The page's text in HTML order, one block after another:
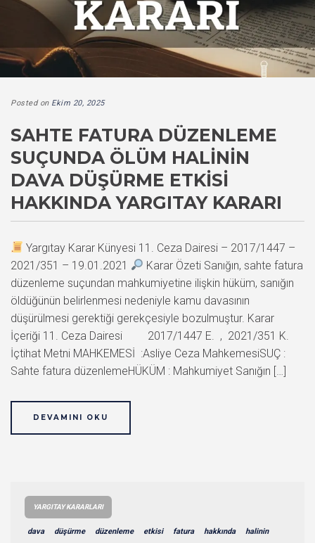
Posted on Ekim 20, 2025
SAHTE FATURA DÜZENLEME
SUÇUNDA ÖLÜM HALININ
DAVA DÜŞÜRME ETKISI
HAKKINDA YARGITAY KARARI
Yargıtay Karar Künyesi 11. Ceza Dairesi – 2017/1447 –
2021/351 – 19.01.2021
Karar Özeti Sanığın, sahte fatura
düzenleme suçundan mahkumiyetine ilişkin hüküm, sanığın
öldüğünün belirlenmesi nedeniyle kamu davasının
düşürülmesi gerektiği gerekçesiyle bozulmuştur. Karar
İçeriği 11. Ceza Dairesi 2017/1447 E. , 2021/351 K.
İçtihat Metni MAHKEMESİ :Asliye Ceza MahkemesiSUÇ :
Sahte fatura düzenlemeHÜKÜM : Mahkumiyet Sanığın […]
DEVAMINI OKU
YARGITAY KARARLARI
dava düşürme düzenleme etkisi fatura hakkında halinin